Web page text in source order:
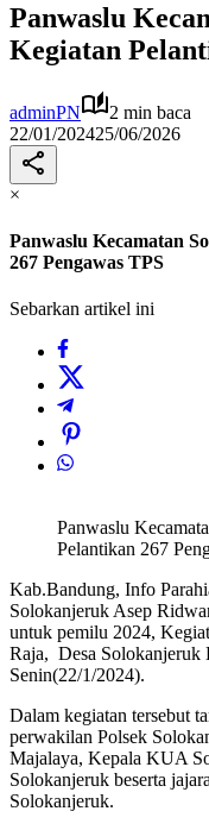
Panwaslu
Kegiatan
adminPN
2 min baca
22/01/202425/06/2026
×
Panwaslu Kecamatan
267 Pengawas TPS
Sebarkan artikel ini
Panwaslu
Pelantikan 267
Kab.Bandung, Info
Solokanjeruk Asep
untuk pemilu 2024,
Raja, Desa Solokanjeruk
Senin(22/1/2024).
Dalam kegiatan tersebut
perwakilan Polsek
Majalaya, Kepala KUA
Solokanjeruk beserta
Solokanjeruk.